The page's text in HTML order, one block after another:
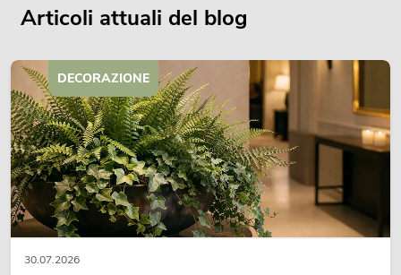
OMNITRONIC DJP-700P Class D
Amplifier
No. 10451602 Articolo non disponibile
Articoli attuali del blog
30.07.2026
DECORAZIONE